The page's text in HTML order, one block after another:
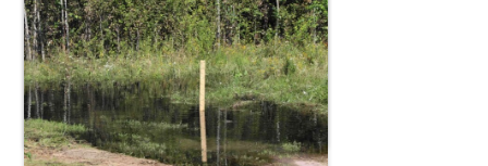
долголетия «Верность» из Ембаево
Надежда Окунева пригласила
друзей по клубу в свой огород.
Опытная дачница провела
настоящую школу мудрости в
своем небольшом саду.